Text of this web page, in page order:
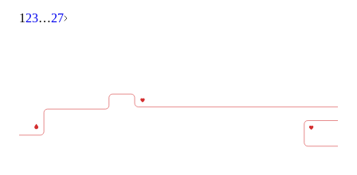
Nawigacja
123…27